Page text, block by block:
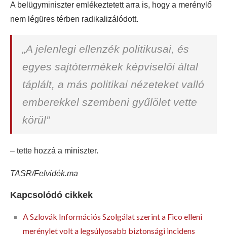
A belügyminiszter emlékeztetett arra is, hogy a merénylő
nem légüres térben radikalizálódott.
„A jelenlegi ellenzék politikusai, és
egyes sajtótermékek képviselői által
táplált, a más politikai nézeteket valló
emberekkel szembeni gyűlölet vette
körül”
– tette hozzá a miniszter.
TASR/Felvidék.ma
Kapcsolódó cikkek
A Szlovák Információs Szolgálat szerint a Fico elleni
merénylet volt a legsúlyosabb biztonsági incidens